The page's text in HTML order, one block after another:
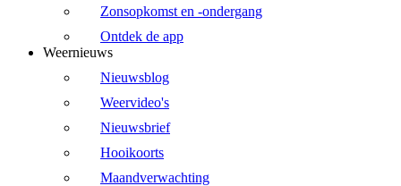
Zonsopkomst en -ondergang
Ontdek de app
Weernieuws
Nieuwsblog
Weervideo's
Nieuwsbrief
Hooikoorts
Maandverwachting